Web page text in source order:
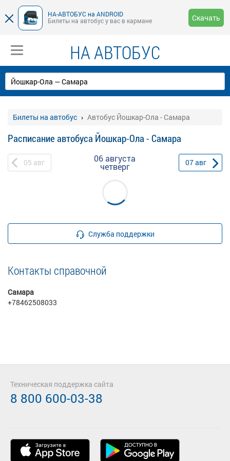
НА-АВТОБУС на ANDROID
Билеты на автобус у вас в кармане
Скачать
НА АВТОБУС
Билеты на автобус Автобус Йошкар-Ола - Самара
Расписание автобуса Йошкар-Ола - Самара
05 авг 06 августа
четверг 07авг
Служба поддержки
Контакты справочной
Самара
+78462508033
Техническая поддержка сайта
8 800 600-03-38